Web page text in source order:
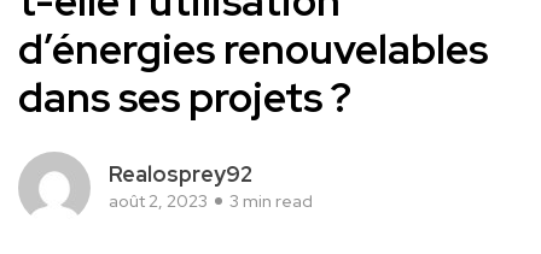
d’énergies renouvelables
dans ses projets ?
Realosprey92
août 2, 2023 3 min read